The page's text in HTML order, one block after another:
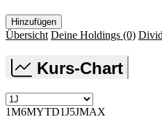
Hinzufügen
Übersicht Deine Holdings (0)
Kurs-Chart
1M6MYTD1J5JMAX